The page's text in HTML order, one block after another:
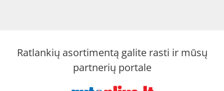
Ratlankių asortimentą galite rasti ir mūsų
partnerių portale